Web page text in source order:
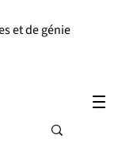
et de génie